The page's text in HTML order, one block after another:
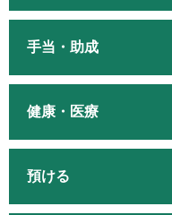
手当・助成
健康・医療
預ける